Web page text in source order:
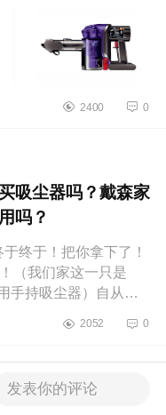
2400 0
吸尘器吗？戴森家
吗？
终于！把你拿下了！
（我们家这一只是
手持吸尘器）自从我
可以毫不犹豫得买
2052 0
种好？deerma德
发表你的评论